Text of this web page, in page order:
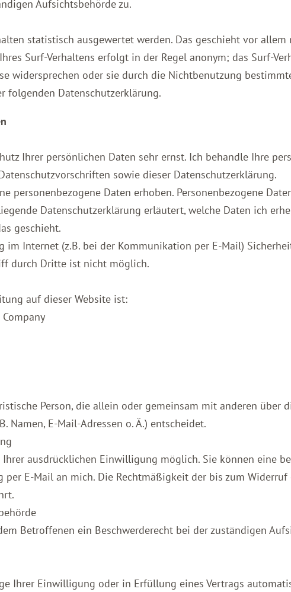
Aufsichtsbehörde zu.
statistisch ausgewertet werden. Das geschieht vor
Surf-Verhaltens erfolgt in der Regel anonym; das Surf-
widersprechen oder sie durch die Nichtbenutzung
folgenden Datenschutzerklärung.
Ihrer persönlichen Daten sehr ernst. Ich behandle Ihre
sowie dieser Datenschutzerklärung.
personenbezogene Daten erhoben. Personenbezogene
Datenschutzerklärung erläutert, welche Daten ich
geschieht.
im Internet (z.B. bei der Kommunikation per E-Mail)
durch Dritte ist nicht möglich.
auf dieser Website ist:
Person, die allein oder gemeinsam mit anderen über
Namen, E-Mail-Adressen o. Ä.) entscheidet.
ausdrücklichen Einwilligung möglich. Sie können eine
E-Mail an mich. Die Rechtmäßigkeit der bis zum
Betroffenen ein Beschwerderecht bei der zuständigen
Ihrer Einwilligung oder in Erfüllung eines Vertrags